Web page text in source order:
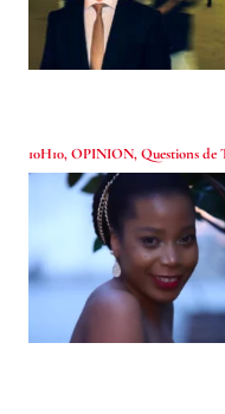
10H10,OPINION,Questions de